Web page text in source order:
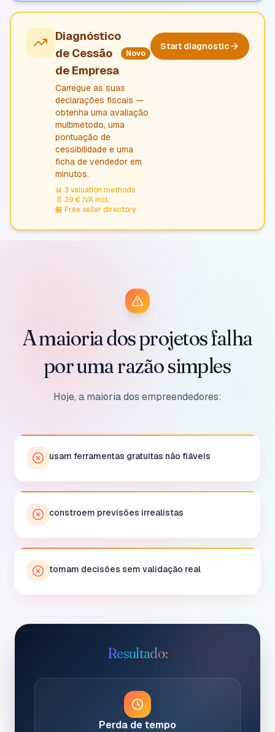
Diagnóstico
de Cessão
de Empresa
Novo
Carregue as suas
declarações fiscais —
obtenha uma avaliação
multimétodo, uma
pontuação de
cessibilidade e uma
ficha de vendedor em
minutos.
📊 3 valuation methods
📄 39 € IVA incl.
🏪 Free seller directory
Start diagnostic
A maioria dos projetos falha
por uma razão simples
Hoje, a maioria dos empreendedores:
usam ferramentas gratuitas não fiáveis
constroem previsões irrealistas
tomam decisões sem validação real
Resultado:
Perda de tempo